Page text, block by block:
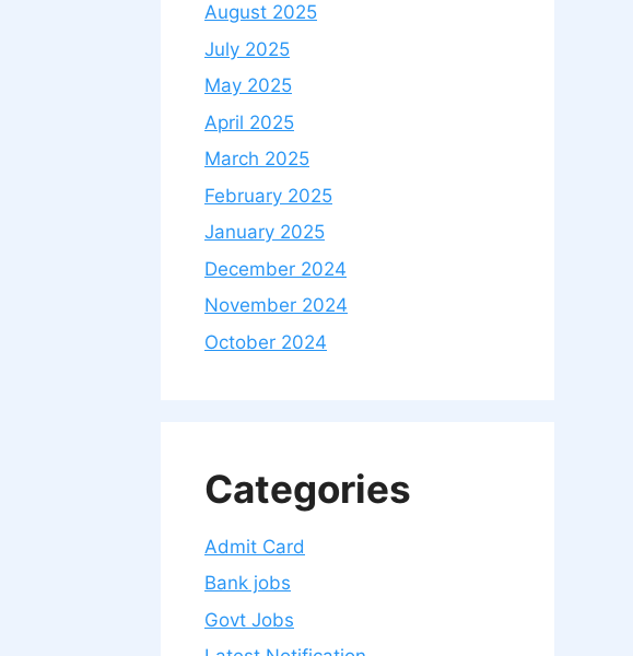
August 2025
July 2025
May 2025
April 2025
March 2025
February 2025
January 2025
December 2024
November 2024
October 2024
Categories
Admit Card
Bank jobs
Govt Jobs